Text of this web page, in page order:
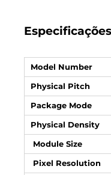
Especificações
Model Number
Physical Pitch
Package Mode
Physical Density
Module Size
Pixel Resolution